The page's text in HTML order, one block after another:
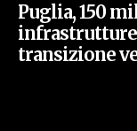
Puglia, 150
transizione